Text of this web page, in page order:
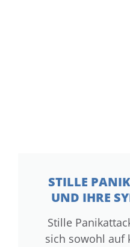
STILLE
UND IHRE
Stille
sich sowohl auf